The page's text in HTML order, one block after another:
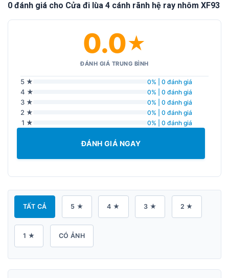
0 đánh giá cho Cửa đi lùa 4 cánh rãnh hệ ray nhôm XF93
0.0★
ĐÁNH GIÁ TRUNG BÌNH
5 ★ 0% | 0 đánh giá
4 ★ 0% | 0 đánh giá
3 ★ 0% | 0 đánh giá
2 ★ 0% | 0 đánh giá
1 ★ 0% | 0 đánh giá
ĐÁNH GIÁ NGAY
TẤT CẢ 5 ★ 4 ★ 3 ★ 2 ★
1 ★ CÓ ẢNH